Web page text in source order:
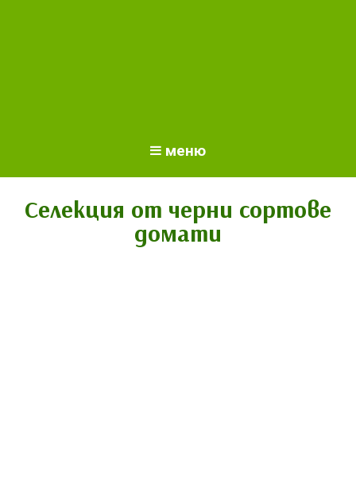
меню
Селекция от черни сортове
домати